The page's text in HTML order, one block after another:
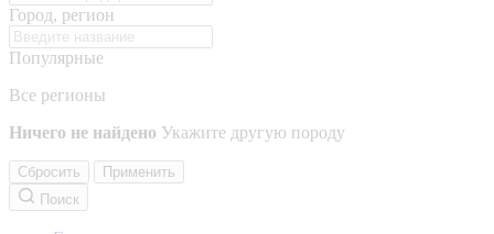
Город, регион
Популярные
Все регионы
Ничего не найдено Укажите другую породу
Сбросить
Применить
Поиск